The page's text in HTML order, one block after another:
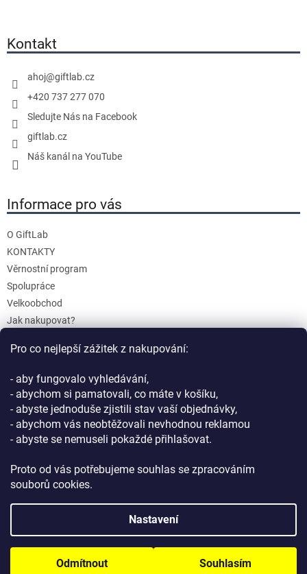
Pro co nejlepší zážitek z nakupování:
- aby fungovalo vyhledávání,
- abychom si pamatovali, co máte v košíku,
- abyste jednoduše zjistili stav vaší objednávky,
- abychom vás neobtěžovali nevhodnou reklamou
- abyste se nemuseli pokaždé přihlašovat.
Proto od vás potřebujeme souhlas se zpracováním
souborů cookies.
Nastavení
Odmítnout Souhlasím
Kontakt
ahoj@giftlab.cz
+420 737 277 070
Sledujte Nás na Facebook
giftlab.cz
Náš kanál na YouTube
Informace pro vás
O GiftLab
KONTAKTY
Věrnostní program
Spolupráce
Velkoobchod
Jak nakupovat?
Reklamace a Vrácení
Podmínky ochrany osobních údajů
. Všechna práva vyhrazena.